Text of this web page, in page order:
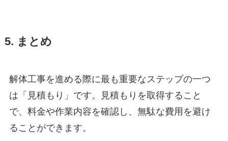
5. まとめ
解体工事を進める際に最も重要なステップの一つ
は「見積もり」です。見積もりを取得すること
で、料金や作業内容を確認し、無駄な費用を避け
ることができます。